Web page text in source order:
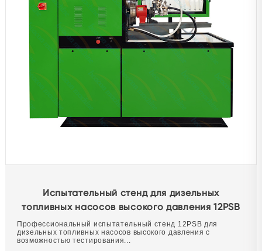
Испытательный стенд для дизельных
топливных насосов высокого давления 12PSB
Профессиональный испытательный стенд 12PSB для
дизельных топливных насосов высокого давления с
возможностью тестирования...